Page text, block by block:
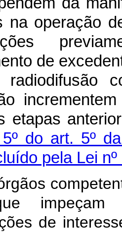
na operação
de
etapas
do art. 5º
pela Lei
de